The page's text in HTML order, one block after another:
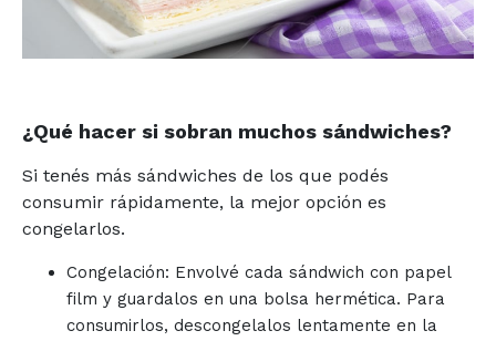
¿Qué hacer si sobran muchos sándwiches?
Si tenés más sándwiches de los que podés
consumir rápidamente, la mejor opción es
congelarlos.
Congelación: Envolvé cada sándwich con papel
film y guardalos en una bolsa hermética. Para
consumirlos, descongelalos lentamente en la